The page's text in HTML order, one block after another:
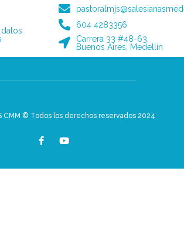
604 4283356
Carrera 33 #48-63,
Buenos Aires, Medellín
CMM © Todos los derechos reservados 2024